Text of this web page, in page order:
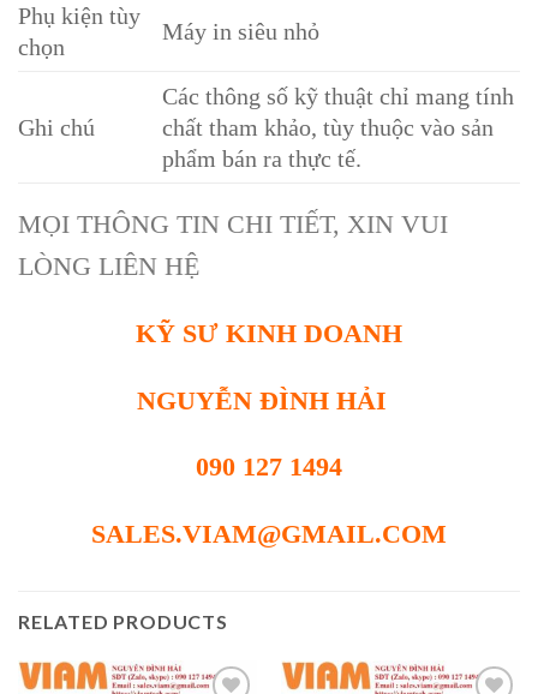
Phụ kiện tùy
chọn
Máy in siêu nhỏ
Ghi chú
Các thông số kỹ thuật chỉ mang tính
chất tham khảo, tùy thuộc vào sản
phẩm bán ra thực tế.
MỌI THÔNG TIN CHI TIẾT, XIN VUI
LÒNG LIÊN HỆ
KỸ SƯ KINH DOANH
NGUYỄN ĐÌNH HẢI
090 127 1494
SALES.VIAM@GMAIL.COM
RELATED PRODUCTS